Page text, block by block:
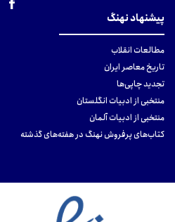
پیشنهاد نهنگ
مطالعات انقلاب
تاریخ معاصر ایران
تجدید چاپی‌ها
منتخبی از ادبیات انگلستان
منتخبی از ادبیات آلمان
کتاب‌های پرفروش نهنگ در هفته‌های گذشته